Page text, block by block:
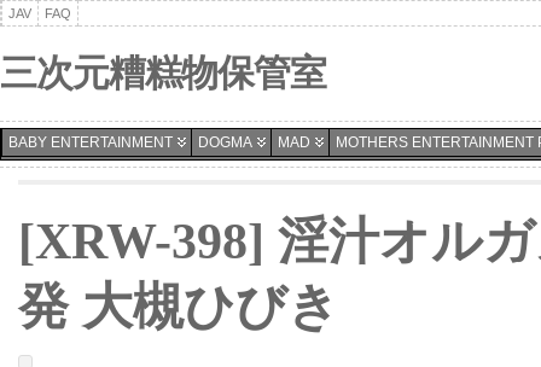
JAV FAQ
三次元糟糕物保管室
BABY ENTERTAINMENT DOGMA MAD MOTHERS ENTERTAINMENT
[XRW-398] 淫汁オル
発 大槻ひびき